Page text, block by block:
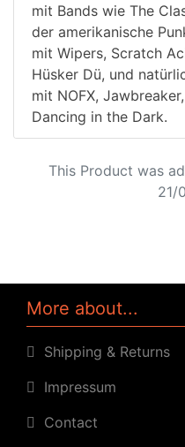
mit Bands wie The
der amerikanische
mit Wipers, Scratch
Hüsker Dü, und
mit NOFX,
Dancing in the Dark.
This Product was
21/
More about...
Shipping & Returns
Impressum
Contact